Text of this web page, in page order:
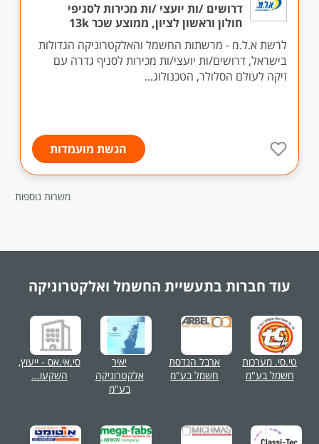
דרושים /ות יועצי /ות מכירות לסניפי
חולון וראשון לציון, ממוצע שכר 13k
לרשת א.ל.מ - מרשתות החשמל והאלקטרוניקה הגדולות
בישראל, דרושים/ות יועצי/ות מכירות לסניף גדרה עם
זיקה לעולם הסלולר, הטכנולוג...
הגשת מועמדות
משרות נוספות
עוד חברות בתעשיית החשמל ואלקטרוניקה
טי.סי. מערכות
חשמל בע"מ
ארבל הנדסת
חשמל בע"מ
יאיר
אלקטרוניקה
בע"מ
סי.אי.אס - ייעוץ,
השקעו...